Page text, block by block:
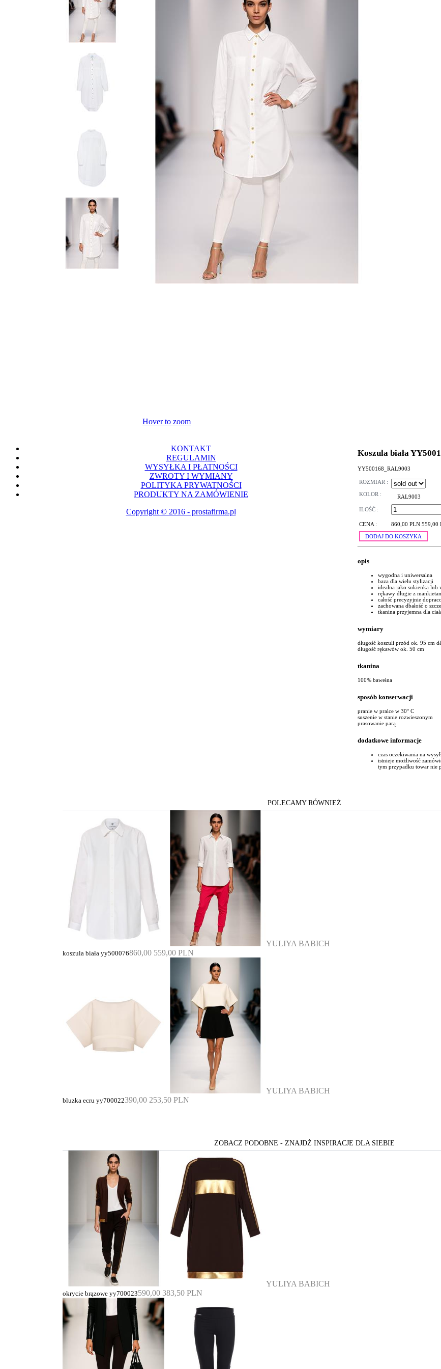
Hover to zoom
Koszula biała
YY500168_RAL9003
ROZMIAR :
KOLOR :
RAL9003
ILOŚĆ :
CENA : 860,00 PLN 559,00
DODAJ DO KOSZYKA
opis
wygodna i uniwersalna
baza dla wielu stylizacji
idealna jako sukienka lub
rękawy długie z
całość precyzyjnie
zachowana dbałość o
tkanina przyjemna dla
wymiary
długość koszuli przód ok. 95 cm
długość rękawów ok. 50 cm
tkanina
100% bawełna
sposób konserwacji
pranie w pralce w 30° C
suszenie w stanie rozwieszonym
prasowanie parą
dodatkowe informacje
czas oczekiwania na
istnieje możliwość
tym przypadku towar nie
POLECAMY RÓWNIEŻ
YULIYA BABICH
koszula biała yy500076860,00 559,00 PLN
YULIYA BABICH
bluzka ecru yy700022390,00 253,50 PLN
ZOBACZ PODOBNE - ZNAJDŻ INSPIRACJE DLA SIEBIE
YULIYA BABICH
okrycie brązowe yy700023590,00 383,50 PLN
KONTAKT
REGULAMIN
WYSYŁKA I PŁATNOŚCI
ZWROTY I WYMIANY
POLITYKA PRYWATNOŚCI
PRODUKTY NA ZAMÓWIENIE
Copyright © 2016 - prostafirma.pl